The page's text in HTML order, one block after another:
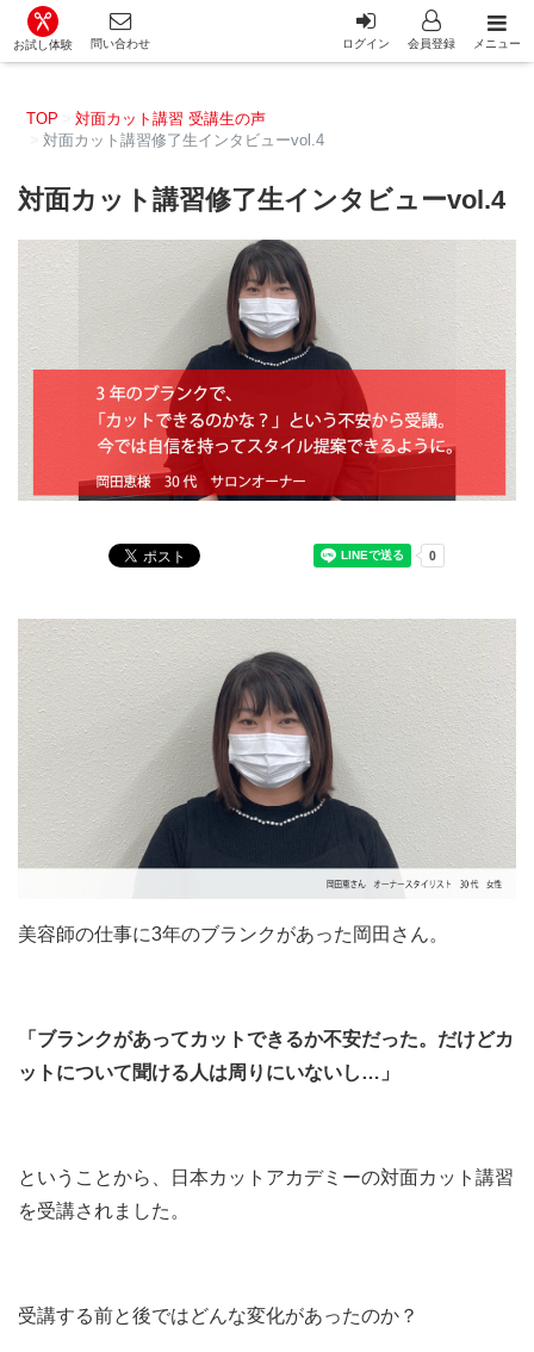
カット講習・カットスクール 日本カットアカデミー総合サ
お試し体験 問い合わせ ログイン 会員登録 メニュー
TOP
対面カット講習 受講生の声
対面カット講習修了生インタビューvol.4
対面カット講習修了生インタビューvol.4
美容師の仕事に3年のブランクがあった岡田さん。
「ブランクがあってカットできるか不安だった。だけどカ
ットについて聞ける人は周りにいないし…」
ということから、日本カットアカデミーの対面カット講習
を受講されました。
受講する前と後ではどんな変化があったのか？